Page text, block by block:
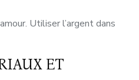
Utiliser l’argent dans
ET